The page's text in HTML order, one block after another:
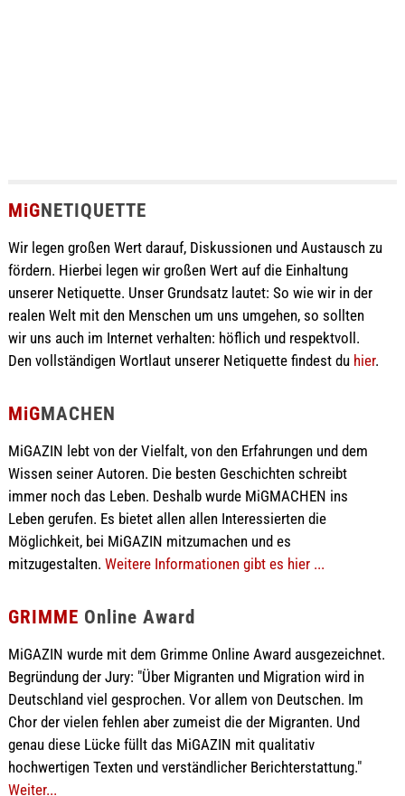
MiGNETIQUETTE
Wir legen großen Wert darauf, Diskussionen und Austausch zu
fördern. Hierbei legen wir großen Wert auf die Einhaltung
unserer Netiquette. Unser Grundsatz lautet: So wie wir in der
realen Welt mit den Menschen um uns umgehen, so sollten
wir uns auch im Internet verhalten: höflich und respektvoll.
Den vollständigen Wortlaut unserer Netiquette findest du hier.
MiGMACHEN
MiGAZIN lebt von der Vielfalt, von den Erfahrungen und dem
Wissen seiner Autoren. Die besten Geschichten schreibt
immer noch das Leben. Deshalb wurde MiGMACHEN ins
Leben gerufen. Es bietet allen allen Interessierten die
Möglichkeit, bei MiGAZIN mitzumachen und es
mitzugestalten. Weitere Informationen gibt es hier ...
GRIMME Online Award
MiGAZIN wurde mit dem Grimme Online Award ausgezeichnet.
Begründung der Jury: "Über Migranten und Migration wird in
Deutschland viel gesprochen. Vor allem von Deutschen. Im
Chor der vielen fehlen aber zumeist die der Migranten. Und
genau diese Lücke füllt das MiGAZIN mit qualitativ
hochwertigen Texten und verständlicher Berichterstattung."
Weiter...